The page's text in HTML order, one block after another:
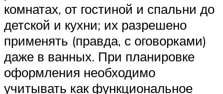
комнатах, от гостиной и спальни до
детской и кухни; их разрешено
применять (правда, с оговорками)
даже в ванных. При планировке
оформления необходимо
учитывать как функциональное